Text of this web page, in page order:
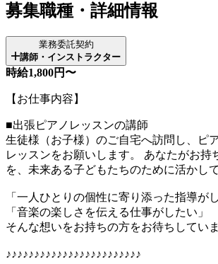
募集職種・詳細情報
業務委託契約
講師・インストラクター
時給1,800円〜
【お仕事内容】
■出張ピアノレッスンの講師
生徒様（お子様）のご自宅へ訪問し、ピ
レッスンをお願いします。 あなたがお持
を、未来ある子どもたちのために活かし
「一人ひとりの個性に寄り添った指導が
「音楽の楽しさを伝える仕事がしたい」
そんな想いをお持ちの方をお待ちしていま
♪♪♪♪♪♪♪♪♪♪♪♪♪♪♪♪♪♪♪♪♪♪♪♪